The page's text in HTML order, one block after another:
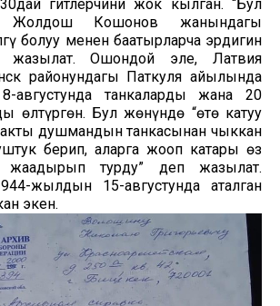
гитлерчини жок кылган. “Бул
Жолдош Кошонов жанындагы
болуу менен баатырларча эрдигин
жазылат. Ошондой эле, Латвия
районундагы Паткуля айылында
августунда танкаларды жана 20
өлтүргөн. Бул жөнүндө “өтө катуу
душмандын танкасынан чыккан
берип, аларга жооп катары өз
жаадырып турду” деп жазылат.
жылдын 15-августунда аталган
экен.